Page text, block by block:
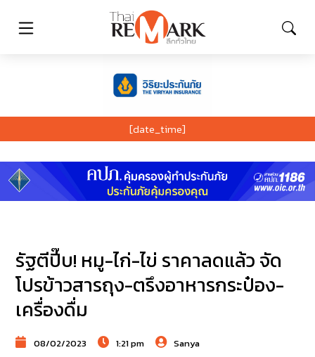
[date_time]
รัฐตีปี๊บ! หมู-ไก่-ไข่ ราคาลดแล้ว จัด
โปรข้าวสารถุง-ตรึงอาหารกระป๋อง-
เครื่องดื่ม
08/02/2023 1:21 pm Sanya